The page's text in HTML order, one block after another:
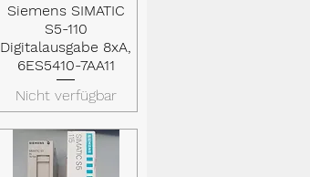
Schnellansicht
Siemens SIMATIC
S5-110
Digitalausgabe 8xA,
6ES5410-7AA11
Nicht verfügbar